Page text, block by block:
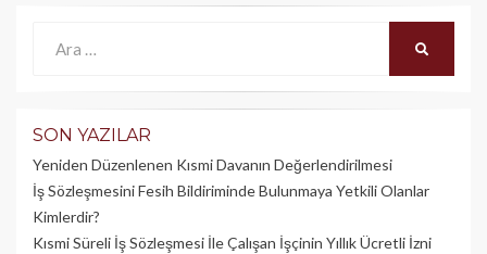
SON YAZILAR
Yeniden Düzenlenen Kısmi Davanın Değerlendirilmesi
İş Sözleşmesini Fesih Bildiriminde Bulunmaya Yetkili Olanlar
Kimlerdir?
Kısmi Süreli İş Sözleşmesi İle Çalışan İşçinin Yıllık Üc­retli İzni